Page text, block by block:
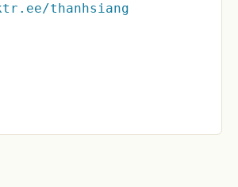
thanhsiang